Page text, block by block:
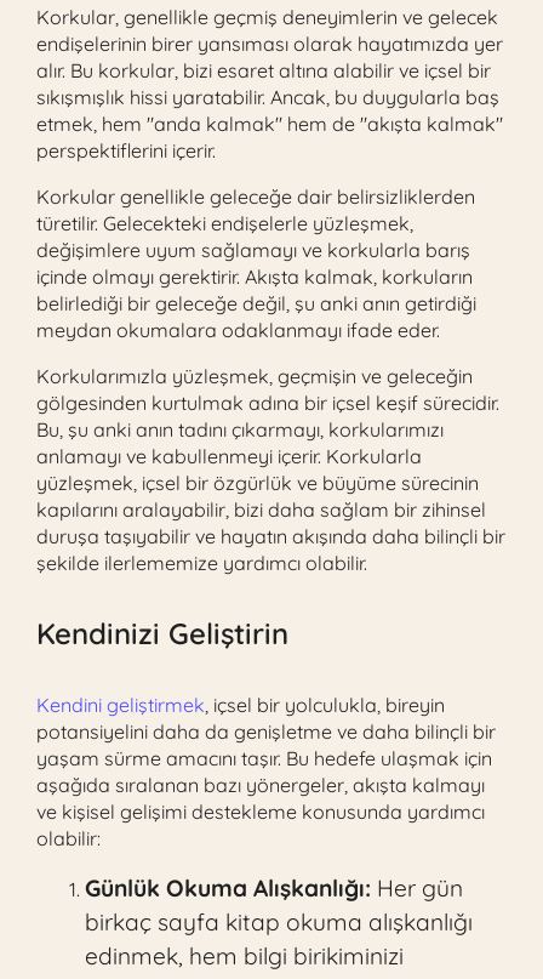
Korkular, genellikle geçmiş deneyimlerin ve gelecek
endişelerinin birer yansıması olarak hayatımızda yer
alır. Bu korkular, bizi esaret altına alabilir ve içsel bir
sıkışmışlık hissi yaratabilir. Ancak, bu duygularla baş
etmek, hem "anda kalmak" hem de "akışta kalmak"
perspektiflerini içerir.
Korkular genellikle geleceğe dair belirsizliklerden
türetilir. Gelecekteki endişelerle yüzleşmek,
değişimlere uyum sağlamayı ve korkularla barış
içinde olmayı gerektirir. Akışta kalmak, korkuların
belirlediği bir geleceğe değil, şu anki anın getirdiği
meydan okumalara odaklanmayı ifade eder.
Korkularımızla yüzleşmek, geçmişin ve geleceğin
gölgesinden kurtulmak adına bir içsel keşif sürecidir.
Bu, şu anki anın tadını çıkarmayı, korkularımızı
anlamayı ve kabullenmeyi içerir. Korkularla
yüzleşmek, içsel bir özgürlük ve büyüme sürecinin
kapılarını aralayabilir, bizi daha sağlam bir zihinsel
duruşa taşıyabilir ve hayatın akışında daha bilinçli bir
şekilde ilerlememize yardımcı olabilir.
Kendinizi Geliştirin
Kendini geliştirmek, içsel bir yolculukla, bireyin
potansiyelini daha da genişletme ve daha bilinçli bir
yaşam sürme amacını taşır. Bu hedefe ulaşmak için
aşağıda sıralanan bazı yönergeler, akışta kalmayı
ve kişisel gelişimi destekleme konusunda yardımcı
olabilir:
Günlük Okuma Alışkanlığı: Her gün
birkaç sayfa kitap okuma alışkanlığı
edinmek, hem bilgi birikiminizi